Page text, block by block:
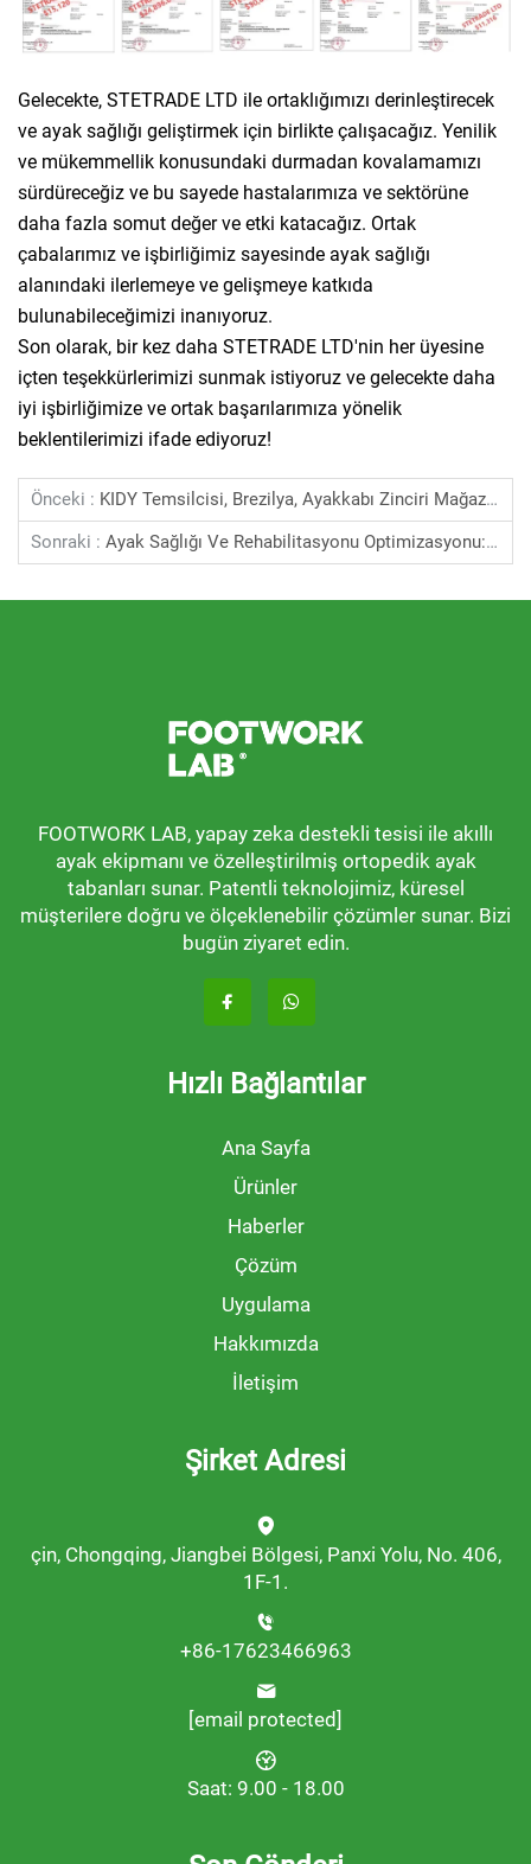
Gelecekte, STETRADE LTD ile ortaklığımızı derinleştirecek
ve ayak sağlığı geliştirmek için birlikte çalışacağız. Yenilik
ve mükemmellik konusundaki durmadan kovalamamızı
sürdüreceğiz ve bu sayede hastalarımıza ve sektörüne
daha fazla somut değer ve etki katacağız. Ortak
çabalarımız ve işbirliğimiz sayesinde ayak sağlığı
alanındaki ilerlemeye ve gelişmeye katkıda
bulunabileceğimizi inanıyoruz.
Son olarak, bir kez daha STETRADE LTD'nin her üyesine
içten teşekkürlerimizi sunmak istiyoruz ve gelecekte daha
iyi işbirliğimize ve ortak başarılarımıza yönelik
beklentilerimizi ifade ediyoruz!
Önceki : KIDY Temsilcisi, Brezilya, Ayakkabı Zinciri Mağazası, Mayıs 2024
Sonraki : Ayak Sağlığı Ve Rehabilitasyonu Optimizasyonu: Brezilya'daki Ayak Tarama İnovasyonları, Nosso Pe SLU LTDA, Ekim 2023
FOOTWORK LAB, yapay zeka destekli tesisi ile akıllı
ayak ekipmanı ve özelleştirilmiş ortopedik ayak
tabanları sunar. Patentli teknolojimiz, küresel
müşterilere doğru ve ölçeklenebilir çözümler sunar. Bizi
bugün ziyaret edin.
Hızlı Bağlantılar
Ana Sayfa
Ürünler
Haberler
Çözüm
Uygulama
Hakkımızda
İletişim
Şirket Adresi
çin, Chongqing, Jiangbei Bölgesi, Panxi Yolu, No. 406,
1F-1.
+86-17623466963
[email protected]
Saat: 9.00 - 18.00